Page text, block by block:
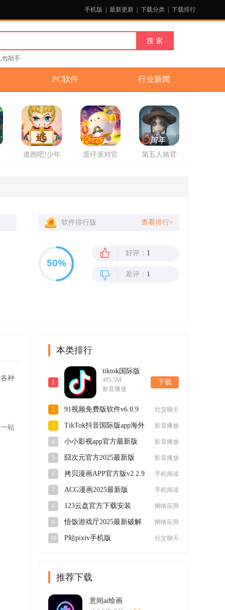
手机版 最新更新 下载分类 下载排行
包助手
PC软件 行业新闻
逃跑吧!少年
蛋仔派对官
第五人格官
软件排行版 查看排行>
好评： 1
差评： 1
种
站
本类排行
1
tiktok国际版
短视频最新版
app41.1.1安卓
495.5M
影音播放
下载
2
91视频免费版软件v6.0.9
社交聊天
3
TikTok抖音国际版app海外
影音播放
4
小小影视app官方最新版
影音播放
5
囧次元官方2025最新版
影音播放
6
拷贝漫画APP官方版v2.2.9
手机阅读
7
ACG漫画2025最新版
手机阅读
8
123云盘官方下载安装
网络应用
9
悟饭游戏厅2025最新破解
网络应用
10
P站pixiv手机版
社交聊天
推荐下载
意间ai绘画